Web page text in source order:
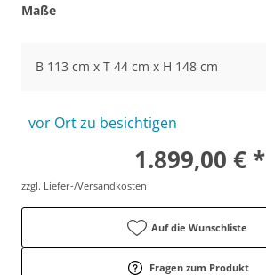
Maße
B 113 cm x T 44 cm x H 148 cm
vor Ort zu besichtigen
1.899,00 € *
zzgl. Liefer-/Versandkosten
Auf die Wunschliste
Fragen zum Produkt